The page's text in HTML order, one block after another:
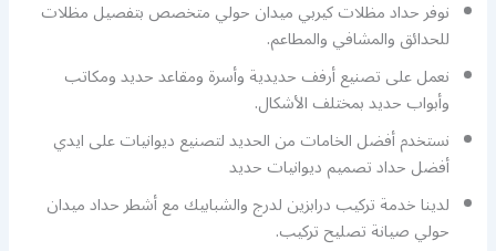
نوفر حداد مظلات كيربي ميدان حولي متخصص بتفصيل مظلات
للحدائق والمشافي والمطاعم.
نعمل على تصنيع أرفف حديدية وأسرة ومقاعد حديد ومكاتب
وأبواب حديد بمختلف الأشكال.
نستخدم أفضل الخامات من الحديد لتصنيع ديوانيات على ايدي
أفضل حداد تصميم ديوانيات حديد
لدينا خدمة تركيب درابزين لدرج والشبابيك مع أشطر حداد ميدان
حولي صيانة تصليح تركيب.